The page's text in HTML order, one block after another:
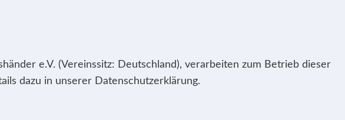
e.V. (Vereinssitz: Deutschland), verarbeiten zum Betrieb dieser
dazu in unserer Datenschutzerklärung.